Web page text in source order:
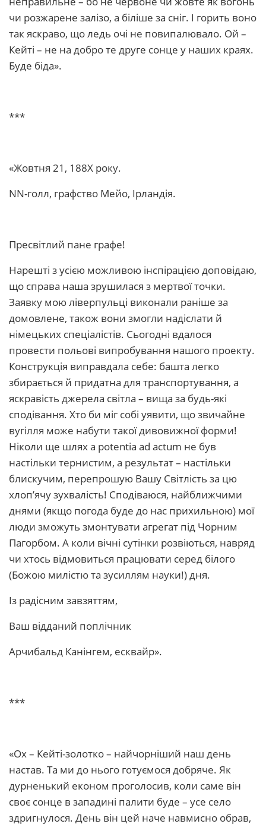
чи розжарене залізо, а біліше за сніг. І горить воно
так яскраво, що ледь очі не повипалювало. Ой –
Кейті – не на добро те друге сонце у наших краях.
Буде біда».
***
«Жовтня 21, 188Х року.
NN-голл, графство Мейо, Ірландія.
Пресвітлий пане графе!
Нарешті з усією можливою інспірацією доповідаю,
що справа наша зрушилася з мертвої точки.
Заявку мою ліверпульці виконали раніше за
домовлене, також вони змогли надіслати й
німецьких спеціалістів. Сьогодні вдалося
провести польові випробування нашого проекту.
Конструкція виправдала себе: башта легко
збирається й придатна для транспортування, а
яскравість джерела світла – вища за будь-які
сподівання. Хто би міг собі уявити, що звичайне
вугілля може набути такої дивовижної форми!
Ніколи ще шлях a potentia ad actum не був
настільки тернистим, а результат – настільки
блискучим, перепрошую Вашу Світлість за цю
хлоп’ячу зухвалість! Сподіваюся, найближчими
днями (якщо погода буде до нас прихильною) мої
люди зможуть змонтувати агрегат під Чорним
Пагорбом. А коли вічні сутінки розвіються, навряд
чи хтось відмовиться працювати серед білого
(Божою милістю та зусиллям науки!) дня.
Із радісним завзяттям,
Ваш відданий поплічник
Арчибальд Канінгем, есквайр».
***
«Ох – Кейті-золотко – найчорніший наш день
настав. Та ми до нього готуємося добряче. Як
дурненький економ проголосив, коли саме він
своє сонце в западині палити буде – усе село
здригнулося. День він цей наче навмисно обрав,